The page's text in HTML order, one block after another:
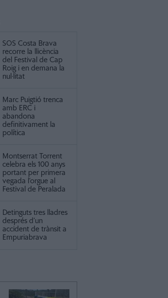
SOS Costa Brava
recorre la llicència
del Festival de Cap
Roig i en demana la
nul·litat
Marc Puigtió trenca
amb ERC i
abandona
definitivament la
política
Montserrat Torrent
celebra els 100 anys
portant per primera
vegada l’orgue al
Festival de Peralada
Detinguts tres lladres
després d’un
accident de trànsit a
Empuriabrava